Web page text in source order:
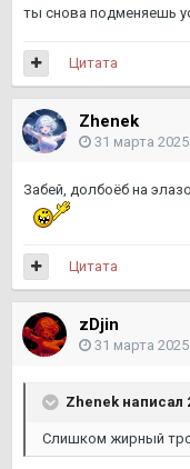
ты снова подменяешь
Цитата
Zhenek
31 марта 2025
Забей, долбоёб на
Цитата
zDjin
31 марта 2025
Zhenek написал
Слишком жирный